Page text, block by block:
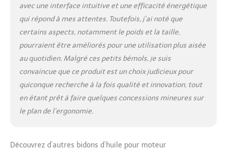
avec une interface intuitive et une efficacité énergétique
qui répond à mes attentes. Toutefois, j’ai noté que
certains aspects, notamment le poids et la taille,
pourraient être améliorés pour une utilisation plus aisée
au quotidien. Malgré ces petits bémols, je suis
convaincue que ce produit est un choix judicieux pour
quiconque recherche à la fois qualité et innovation, tout
en étant prêt à faire quelques concessions mineures sur
le plan de l’ergonomie.
Découvrez d’autres bidons d’huile pour moteur